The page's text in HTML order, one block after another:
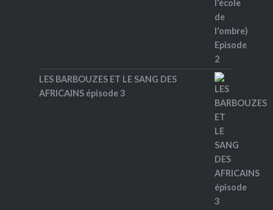
LES BARBOUZES ET LE SANG DES
AFRICAINS épisode 3